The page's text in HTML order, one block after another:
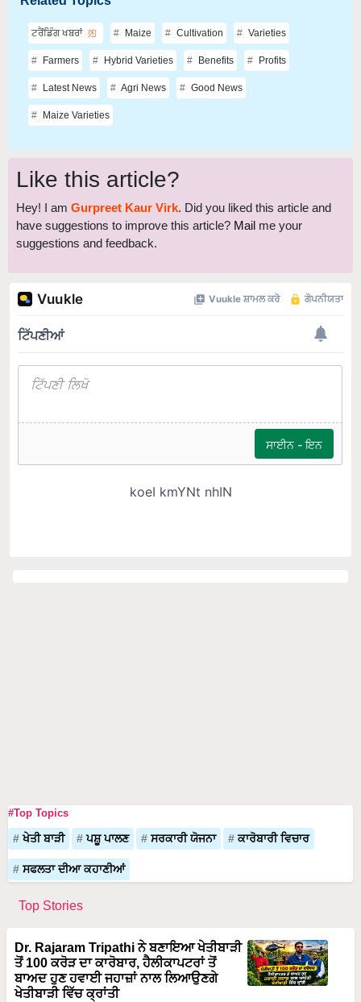
ਟਰੈਂਡਿੰਗ ਖਬਰਾਂ Maize Cultivation Varieties
Farmers Hybrid Varieties Benefits Profits
Latest News Agri News Good News
Maize Varieties
Like this article?
Hey! I am Gurpreet Kaur Virk. Did you liked this article and
have suggestions to improve this article? Mail me your
suggestions and feedback.
#Top Topics
ਖੇਤੀ ਬਾੜੀ ਪਸ਼ੂ ਪਾਲਣ ਸਰਕਾਰੀ ਯੋਜਨਾ ਕਾਰੋਬਾਰੀ ਵਿਚਾਰ
ਸਫਲਤਾ ਦੀਆ ਕਹਾਣੀਆਂ
Top Stories
Dr. Rajaram Tripathi ਨੇ ਬਣਾਇਆ ਖੇਤੀਬਾੜੀ
ਤੋਂ 100 ਕਰੋੜ ਦਾ ਕਾਰੋਬਾਰ, ਹੈਲੀਕਾਪਟਰਾਂ ਤੋਂ
ਬਾਅਦ ਹੁਣ ਹਵਾਈ ਜਹਾਜ਼ਾਂ ਨਾਲ ਲਿਆਉਣਗੇ
ਖੇਤੀਬਾੜੀ ਵਿੱਚ ਕ੍ਰਾਂਤੀ